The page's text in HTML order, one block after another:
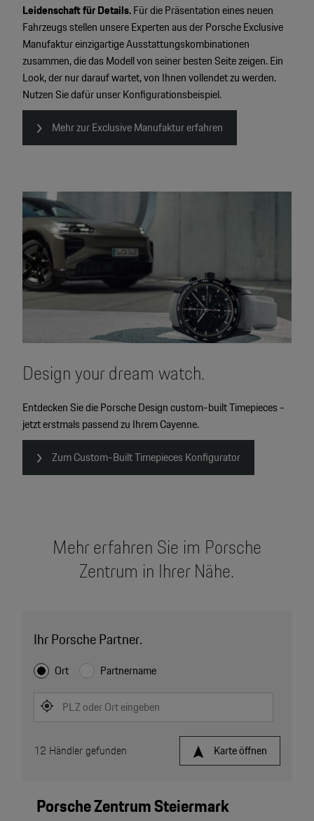
Leidenschaft für Details.Für die Präsentation eines neuen
Fahrzeugs stellen unsere Experten aus der Porsche Exclusive
Manufaktur einzigartige Ausstattungskombinationen
zusammen, die das Modell von seiner besten Seite zeigen. Ein
Look, der nur darauf wartet, von Ihnen vollendet zu werden.
Nutzen Sie dafür unser Konfigurationsbeispiel.
Mehr zur Exclusive Manufaktur erfahren
Design your dream watch.
Entdecken Sie die Porsche Design custom-built Timepieces -
jetzt erstmals passend zu Ihrem Cayenne.
Zum Custom-Built Timepieces Konfigurator
Mehr erfahren Sie im Porsche
Zentrum in Ihrer Nähe.
Ihr Porsche Partner.
Ort Partnername
PLZ oder Ort eingeben
Karte öffnen
12 Händler gefunden
Porsche Zentrum Steiermark